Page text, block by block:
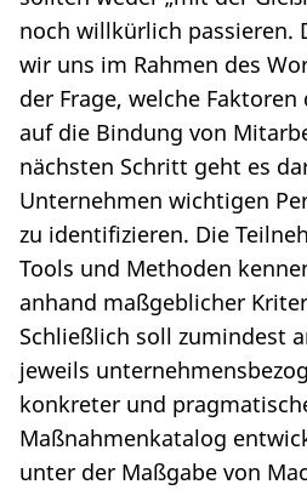
noch willkürlich passieren.
wir uns im Rahmen des
der Frage, welche
auf die Bindung von
nächsten Schritt geht es
Unternehmen wichtigen
zu identifizieren. Die
Tools und Methoden
anhand maßgeblicher
Schließlich soll zumindest
jeweils
konkreter und
Maßnahmenkatalog
unter der Maßgabe von